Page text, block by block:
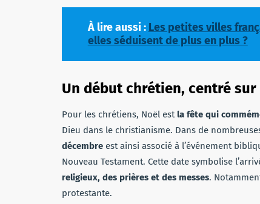
À lire aussi : Les petites villes
elles séduisent de plus en plus ?
Un début chrétien, centré sur
Pour les chrétiens, Noël est la fête qui
Dieu dans le christianisme. Dans de
décembre est ainsi associé à l’événement
Nouveau Testament. Cette date symbolise
religieux, des prières et des messes.
protestante.